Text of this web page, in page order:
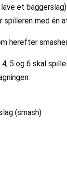
et
med
herefter
5 og 6 skal
(smash)